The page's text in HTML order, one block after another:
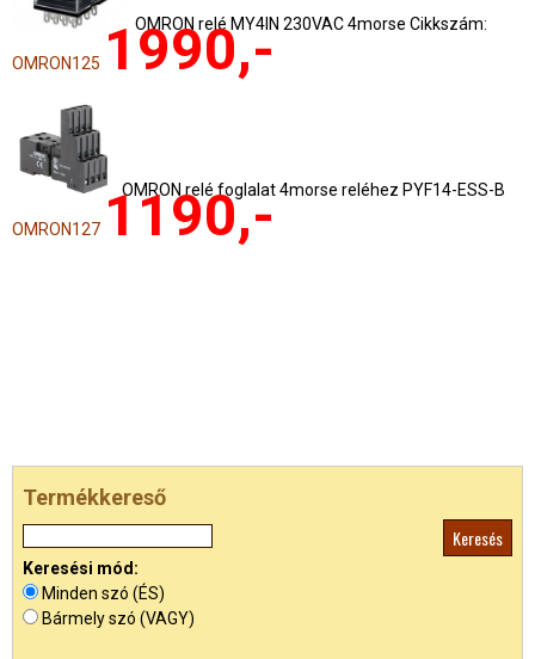
OMRON relé MY4IN 230VAC 4morse Cikkszám:
OMRON125 1990,-
OMRON relé foglalat 4morse reléhez PYF14-ESS-B
OMRON127 1190,-
Termékkereső
Keresési mód:
Minden szó (ÉS)
Bármely szó (VAGY)